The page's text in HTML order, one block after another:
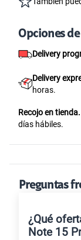
Opciones
Delivery
Delivery
horas.
Recojo en tienda.
días hábiles.
Preguntas
¿Qué
Note 15